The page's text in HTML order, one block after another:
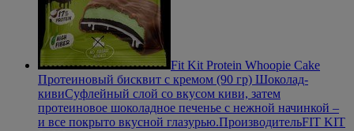
Fit Kit Protein Whoopie Cake
Протеиновый бисквит с кремом (90 гр) Шоколад-
кивиСуфлейный слой со вкусом киви, затем
протеиновое шоколадное печенье с нежной начинкой –
и все покрыто вкусной глазурью.ПроизводительFIT KIT